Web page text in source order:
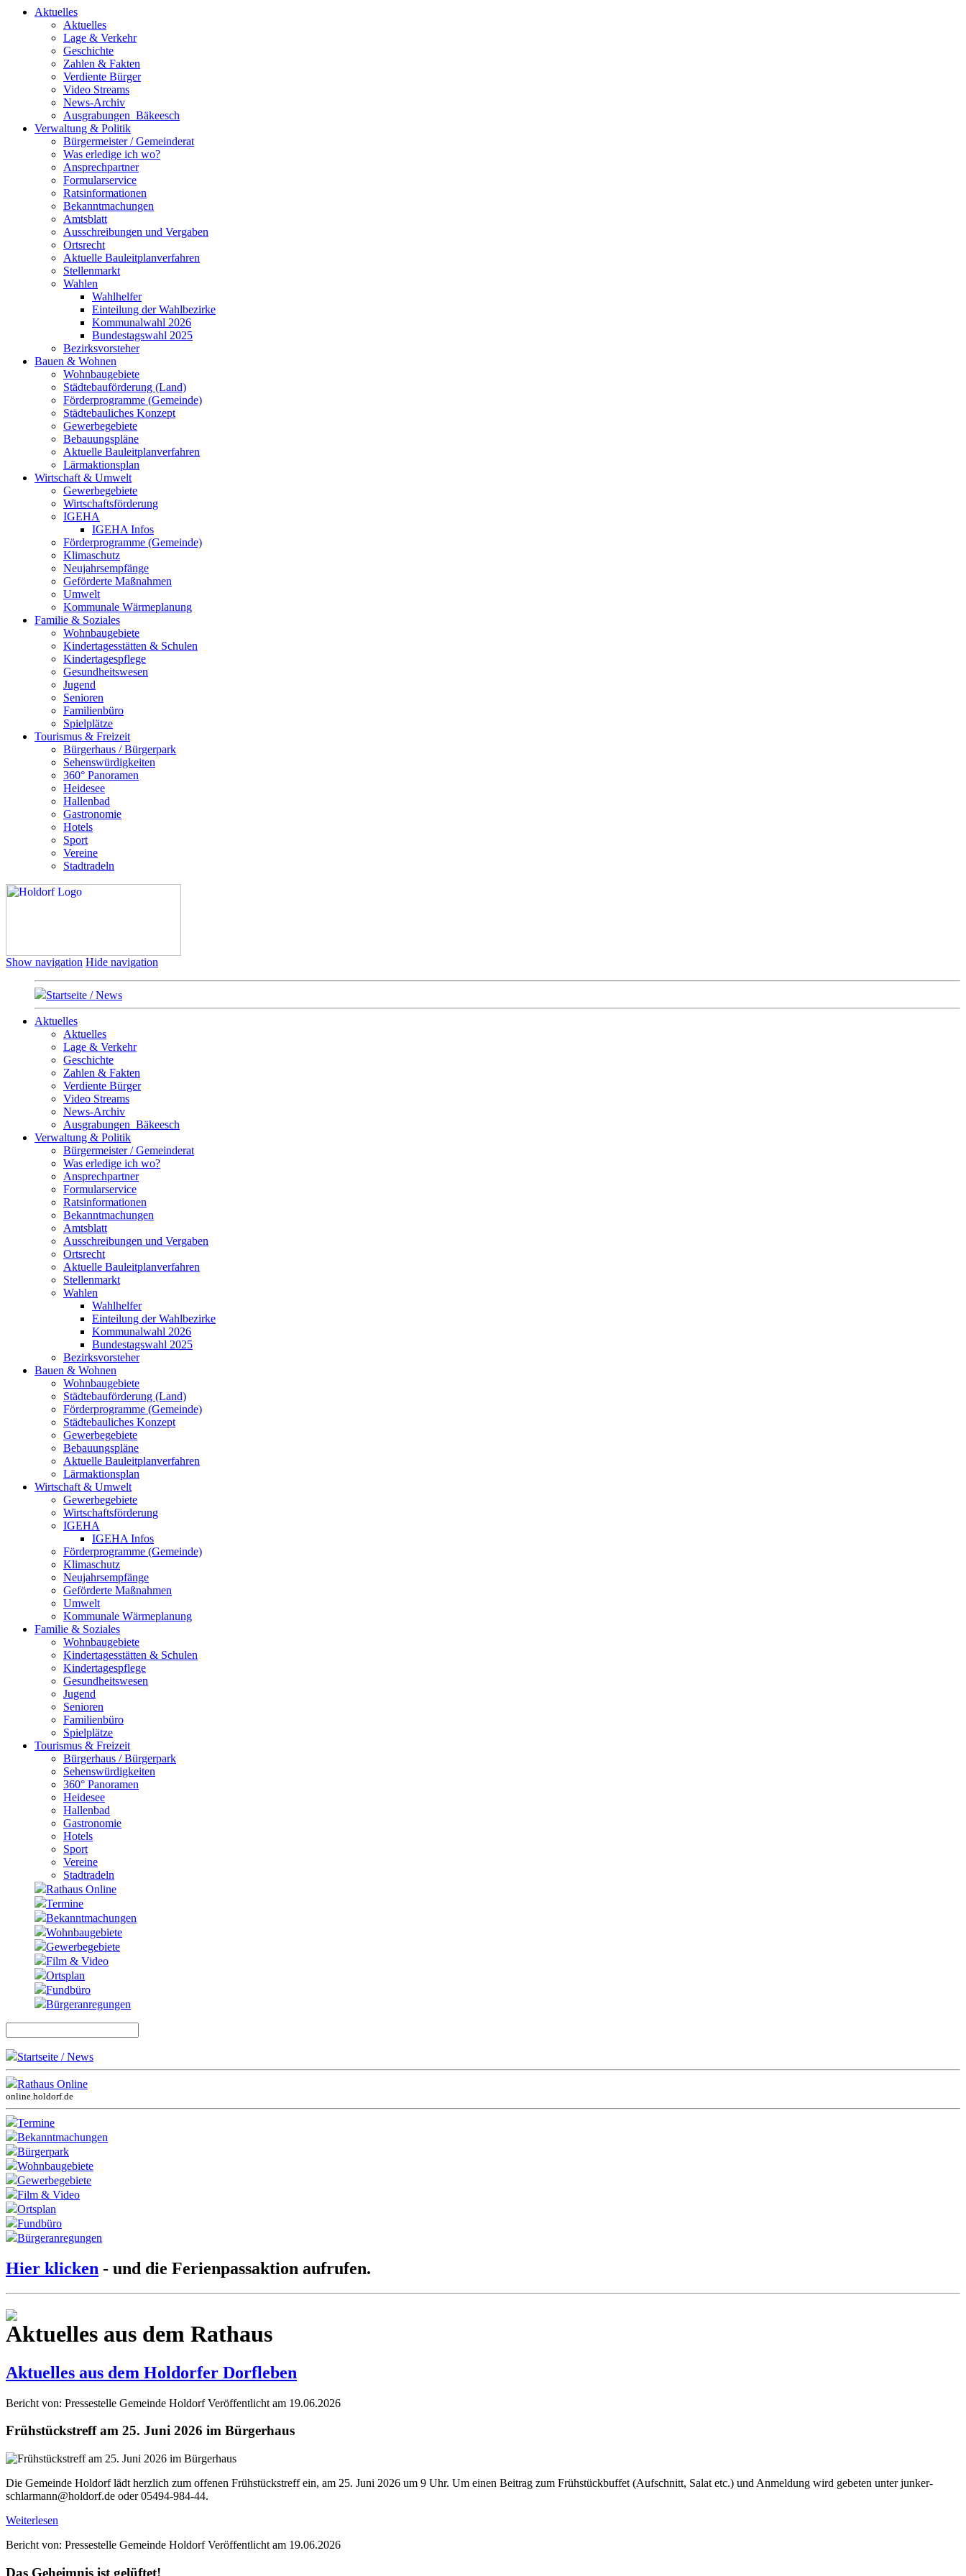
Aktuelles
Aktuelles
Lage & Verkehr
Geschichte
Zahlen & Fakten
Verdiente Bürger
Video Streams
News-Archiv
Ausgrabungen_Bäkeesch
Verwaltung & Politik
Bürgermeister / Gemeinderat
Was erledige ich wo?
Ansprechpartner
Formularservice
Ratsinformationen
Bekanntmachungen
Amtsblatt
Ausschreibungen und Vergaben
Ortsrecht
Aktuelle Bauleitplanverfahren
Stellenmarkt
Wahlen
Wahlhelfer
Einteilung der Wahlbezirke
Kommunalwahl 2026
Bundestagswahl 2025
Bezirksvorsteher
Bauen & Wohnen
Wohnbaugebiete
Städtebauförderung (Land)
Förderprogramme (Gemeinde)
Städtebauliches Konzept
Gewerbegebiete
Bebauungspläne
Aktuelle Bauleitplanverfahren
Lärmaktionsplan
Wirtschaft & Umwelt
Gewerbegebiete
Wirtschaftsförderung
IGEHA
IGEHA Infos
Förderprogramme (Gemeinde)
Klimaschutz
Neujahrsempfänge
Geförderte Maßnahmen
Umwelt
Kommunale Wärmeplanung
Familie & Soziales
Wohnbaugebiete
Kindertagesstätten & Schulen
Kindertagespflege
Gesundheitswesen
Jugend
Senioren
Familienbüro
Spielplätze
Tourismus & Freizeit
Bürgerhaus / Bürgerpark
Sehenswürdigkeiten
360° Panoramen
Heidesee
Hallenbad
Gastronomie
Hotels
Sport
Vereine
Stadtradeln
Show navigation Hide navigation
Startseite / News
Aktuelles
Aktuelles
Lage & Verkehr
Geschichte
Zahlen & Fakten
Verdiente Bürger
Video Streams
News-Archiv
Ausgrabungen_Bäkeesch
Verwaltung & Politik
Bürgermeister / Gemeinderat
Was erledige ich wo?
Ansprechpartner
Formularservice
Ratsinformationen
Bekanntmachungen
Amtsblatt
Ausschreibungen und Vergaben
Ortsrecht
Aktuelle Bauleitplanverfahren
Stellenmarkt
Wahlen
Wahlhelfer
Einteilung der Wahlbezirke
Kommunalwahl 2026
Bundestagswahl 2025
Bezirksvorsteher
Bauen & Wohnen
Wohnbaugebiete
Städtebauförderung (Land)
Förderprogramme (Gemeinde)
Städtebauliches Konzept
Gewerbegebiete
Bebauungspläne
Aktuelle Bauleitplanverfahren
Lärmaktionsplan
Wirtschaft & Umwelt
Gewerbegebiete
Wirtschaftsförderung
IGEHA
IGEHA Infos
Förderprogramme (Gemeinde)
Klimaschutz
Neujahrsempfänge
Geförderte Maßnahmen
Umwelt
Kommunale Wärmeplanung
Familie & Soziales
Wohnbaugebiete
Kindertagesstätten & Schulen
Kindertagespflege
Gesundheitswesen
Jugend
Senioren
Familienbüro
Spielplätze
Tourismus & Freizeit
Bürgerhaus / Bürgerpark
Sehenswürdigkeiten
360° Panoramen
Heidesee
Hallenbad
Gastronomie
Hotels
Sport
Vereine
Stadtradeln
Rathaus Online
Termine
Bekanntmachungen
Wohnbaugebiete
Gewerbegebiete
Film & Video
Ortsplan
Fundbüro
Bürgeranregungen
Startseite / News
Rathaus Online
online.holdorf.de
Termine
Bekanntmachungen
Bürgerpark
Wohnbaugebiete
Gewerbegebiete
Film & Video
Ortsplan
Fundbüro
Bürgeranregungen
Hier klicken - und die Ferienpassaktion aufrufen.
Aktuelles aus dem Rathaus
Aktuelles aus dem Holdorfer Dorfleben
Bericht von: Pressestelle Gemeinde Holdorf Veröffentlicht am 19.06.2026
Frühstückstreff am 25. Juni 2026 im Bürgerhaus
Die Gemeinde Holdorf lädt herzlich zum offenen Frühstückstreff ein, am 25. Juni 2026 um 9 Uhr. Um einen Beitrag zum Frühstückbuffet (Aufschnitt, Salat etc.) und Anmeldung wird gebeten unter junker-
schlarmann@holdorf.de oder 05494-984-44.
Weiterlesen
Bericht von: Pressestelle Gemeinde Holdorf Veröffentlicht am 19.06.2026
Das Geheimnis ist gelüftet!